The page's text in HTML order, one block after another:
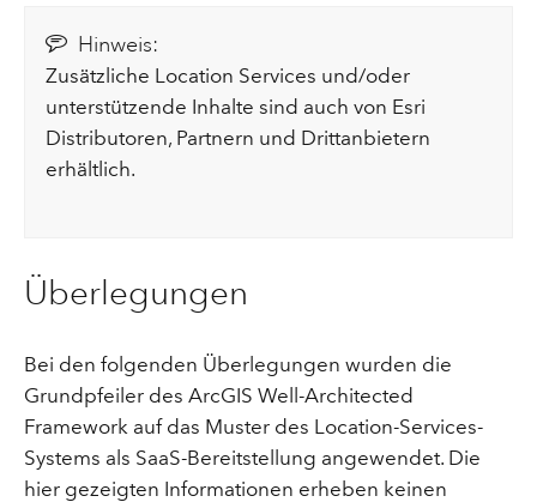
Hinweis:
Zusätzliche Location Services und/oder
unterstützende Inhalte sind auch von Esri
Distributoren, Partnern und Drittanbietern
erhältlich.
Überlegungen
Bei den folgenden Überlegungen wurden die
Grundpfeiler des ArcGIS Well-Architected
Framework auf das Muster des Location-Services-
Systems als SaaS-Bereitstellung angewendet. Die
hier gezeigten Informationen erheben keinen